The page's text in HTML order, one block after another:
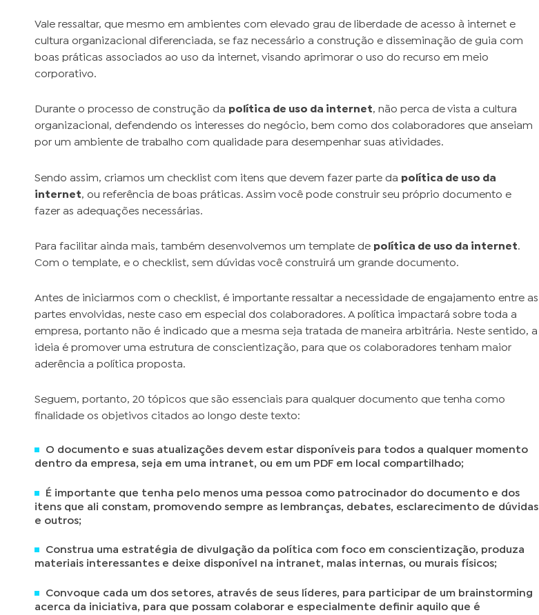
Vale ressaltar, que mesmo em ambientes com elevado grau de liberdade de acesso à internet e
cultura organizacional diferenciada, se faz necessário a construção e disseminação de guia com
boas práticas associados ao uso da internet, visando aprimorar o uso do recurso em meio
corporativo.
Durante o processo de construção da política de uso da internet, não perca de vista a cultura
organizacional, defendendo os interesses do negócio, bem como dos colaboradores que anseiam
por um ambiente de trabalho com qualidade para desempenhar suas atividades.
Sendo assim, criamos um checklist com itens que devem fazer parte da política de uso da
internet , ou referência de boas práticas. Assim você pode construir seu próprio documento e
fazer as adequações necessárias.
Para facilitar ainda mais, também desenvolvemos um template de política de uso da internet.
Com o template, e o checklist, sem dúvidas você construirá um grande documento.
Antes de iniciarmos com o checklist, é importante ressaltar a necessidade de engajamento entre as
partes envolvidas, neste caso em especial dos colaboradores. A política impactará sobre toda a
empresa, portanto não é indicado que a mesma seja tratada de maneira arbitrária. Neste sentido, a
ideia é promover uma estrutura de conscientização, para que os colaboradores tenham maior
aderência a política proposta.
Seguem, portanto, 20 tópicos que são essenciais para qualquer documento que tenha como
finalidade os objetivos citados ao longo deste texto:
O documento e suas atualizações devem estar disponíveis para todos a qualquer momento
dentro da empresa, seja em uma intranet, ou em um PDF em local compartilhado;
É importante que tenha pelo menos uma pessoa como patrocinador do documento e dos
itens que ali constam, promovendo sempre as lembranças, debates, esclarecimento de dúvidas
e outros;
Construa uma estratégia de divulgação da política com foco em conscientização, produza
materiais interessantes e deixe disponível na intranet, malas internas, ou murais físicos;
Convoque cada um dos setores, através de seus líderes, para participar de um brainstorming
acerca da iniciativa, para que possam colaborar e especialmente definir aquilo que é